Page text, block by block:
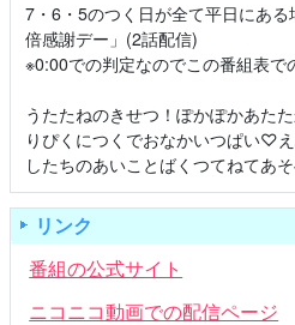
7・6・5のつく日が全て平日にあ
倍感謝デー」(2話配信)
※0:00での判定なのでこの番組表で
うたたねのきせつ！ぽかぽかあた
りぴくにつくでおなかいつぱい♡
したちのあいことばくつてねてあ
リンク
番組の公式サイト
ニコニコ動画での配信ページ